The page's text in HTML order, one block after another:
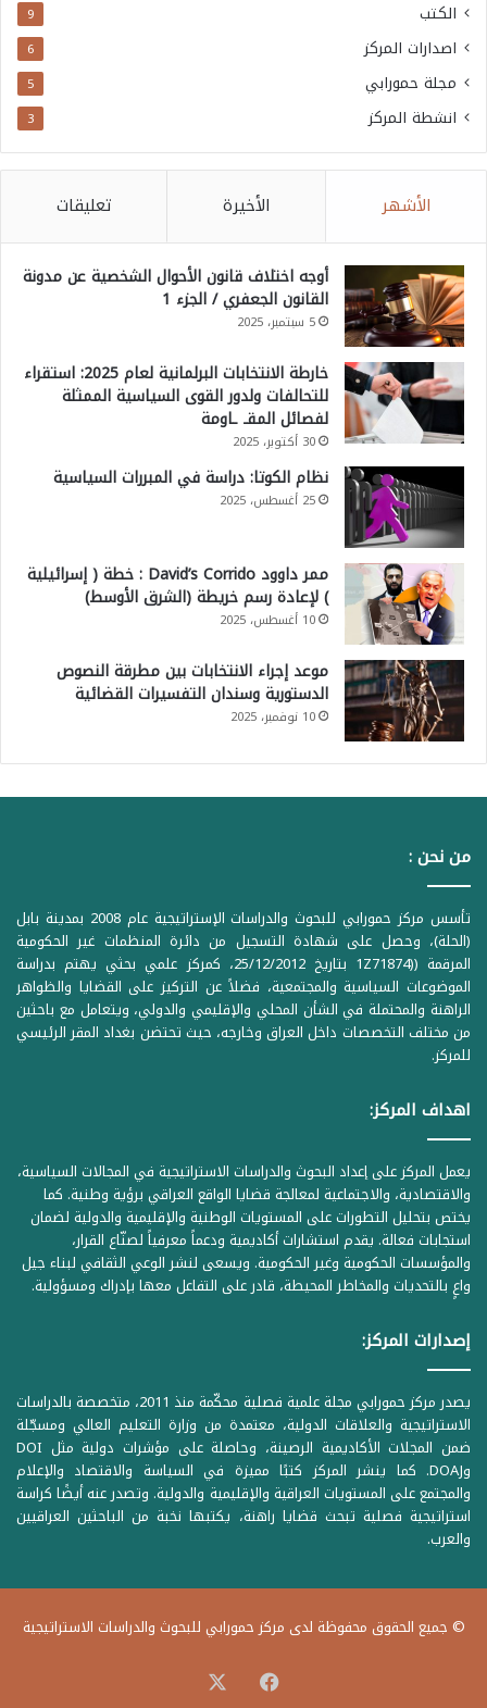
الكتب 9
اصدارات المركز 6
مجلة حمورابي 5
انشطة المركز 3
الأشهر الأخيرة تعليقات
أوجه اختلاف قانون الأحوال الشخصية عن مدونة
القانون الجعفري / الجزء 1
5 سبتمبر، 2025
خارطة الانتخابات البرلمانية لعام 2025: استقراء
للتحالفات ولدور القوى السياسية الممثلة
لفصائل المقـ ـاومة
30 أكتوبر، 2025
نظام الكوتا: دراسة في المبررات السياسية
25 أغسطس، 2025
ممر داوود David’s Corrido : خطة ( إسرائيلية
) لإعادة رسم خريطة (الشرق الأوسط)
10 أغسطس، 2025
موعد إجراء الانتخابات بين مطرقة النصوص
الدستورية وسندان التفسيرات القضائية
10 نوفمبر، 2025
من نحن :
تأسس مركز حمورابي للبحوث والدراسات الإستراتيجية عام 2008 بمدينة بابل
(الحلة)، وحصل على شهادة التسجيل من دائرة المنظمات غير الحكومية
المرقمة ((1Z71874 بتاريخ 25/12/2012، كمركز علمي بحثي يهتم بدراسة
الموضوعات السياسية والمجتمعية، فضلاً عن التركيز على القضايا والظواهر
الراهنة والمحتملة في الشأن المحلي والإقليمي والدولي، ويتعامل مع باحثين
من مختلف التخصصات داخل العراق وخارجه، حيث تحتضن بغداد المقر الرئيسي
للمركز.
اهداف المركز:
يعمل المركز على إعداد البحوث والدراسات الاستراتيجية في المجالات السياسية،
والاقتصادية، والاجتماعية لمعالجة قضايا الواقع العراقي برؤية وطنية. كما
يختص بتحليل التطورات على المستويات الوطنية والإقليمية والدولية لضمان
استجابات فعالة. يقدم استشارات أكاديمية ودعماً معرفياً لصنّاع القرار،
والمؤسسات الحكومية وغير الحكومية. ويسعى لنشر الوعي الثقافي لبناء جيل
واعٍ بالتحديات والمخاطر المحيطة، قادر على التفاعل معها بإدراك ومسؤولية.
إصدارات المركز:
يصدر مركز حمورابي مجلة علمية فصلية محكّمة منذ 2011، متخصصة بالدراسات
الاستراتيجية والعلاقات الدولية، معتمدة من وزارة التعليم العالي ومسجّلة
ضمن المجلات الأكاديمية الرصينة، وحاصلة على مؤشرات دولية مثل DOI
وDOAJ. كما ينشر المركز كتبًا مميزة في السياسة والاقتصاد والإعلام
والمجتمع على المستويات العراقية والإقليمية والدولية. وتصدر عنه أيضًا كراسة
استراتيجية فصلية تبحث قضايا راهنة، يكتبها نخبة من الباحثين العراقيين
والعرب.
© جميع الحقوق محفوظة لدى مركز حمورابي للبحوث والدراسات الاستراتيجية
فيسبوك